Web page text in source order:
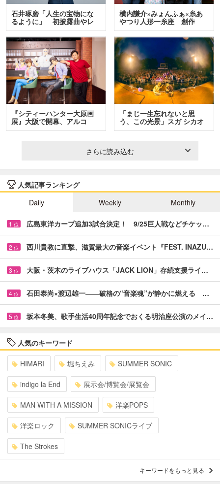
石井琢磨「人生の宝物にな
るように」 初披露曲やレ
ア…
横内謙介×みょんふぁ×糸あ
やつり人形一糸座 創作
人…
『シティーハンター大原画
展』大阪で開幕、アルコ
＆…
「まじ一生忘れないと思
う、この光景」スガ シカオ
と…
さらに読み込む
人気記事ランキング
Daily
Weekly Monthly
1 位 広島東洋カープ追加3試合決定！ 9/25巨人戦などチケッ…
2 位 西川貴教に直撃、滋賀最大の音楽イベント『FEST. INAZU…
3 位 大阪・茨木のライブハウス「JACK LION」存続支援ライ…
4 位 石田泰尚×渡辺雄一――破格の“音楽魂”が静かに燃える …
5 位 坂本冬美、歌手生活40周年記念でおくる明治座公演のメイ…
人気のキーワード
HIMARI 堀ちえみ SUMMER SONIC
indigo la End 展示会/博覧会/展覧会
MAN WITH A MISSION 洋楽POPS
洋楽ロック SUMMER SONICライブ
The Strokes
キーワードをもっと見る